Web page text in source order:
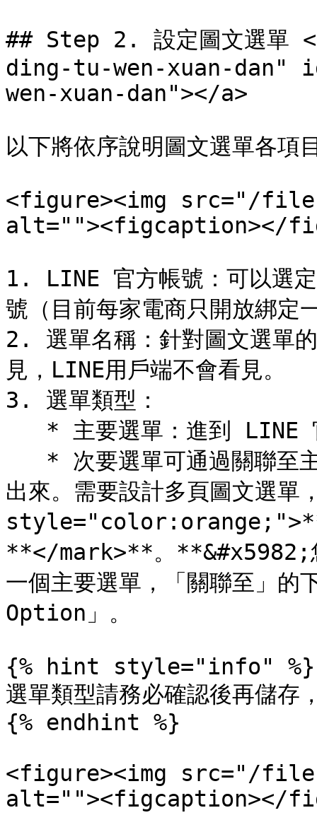
## Step 2. 設定圖文選
ding-tu-wen-xuan-dan"
wen-xuan-dan"></a>
以下將依序說明圖文選單各項
<figure><img src="/files/
alt=""><figcaption></
1. LINE 官方帳號：可以選
號（目前每家電商只開放綁定
2. 選單名稱：針對圖文選單
見，LINE用戶端不會看見。
3. 選單類型：
出來。需要設計多頁圖文選單
style="color:orange;">**
**</mark>**。**&#x5982;
一個主要選單，「關聯至」的
Option」。
{% hint style="info" %}
選單類型請務必確認後再儲存
{% endhint %}
<figure><img src="/files/
alt=""><figcaption></